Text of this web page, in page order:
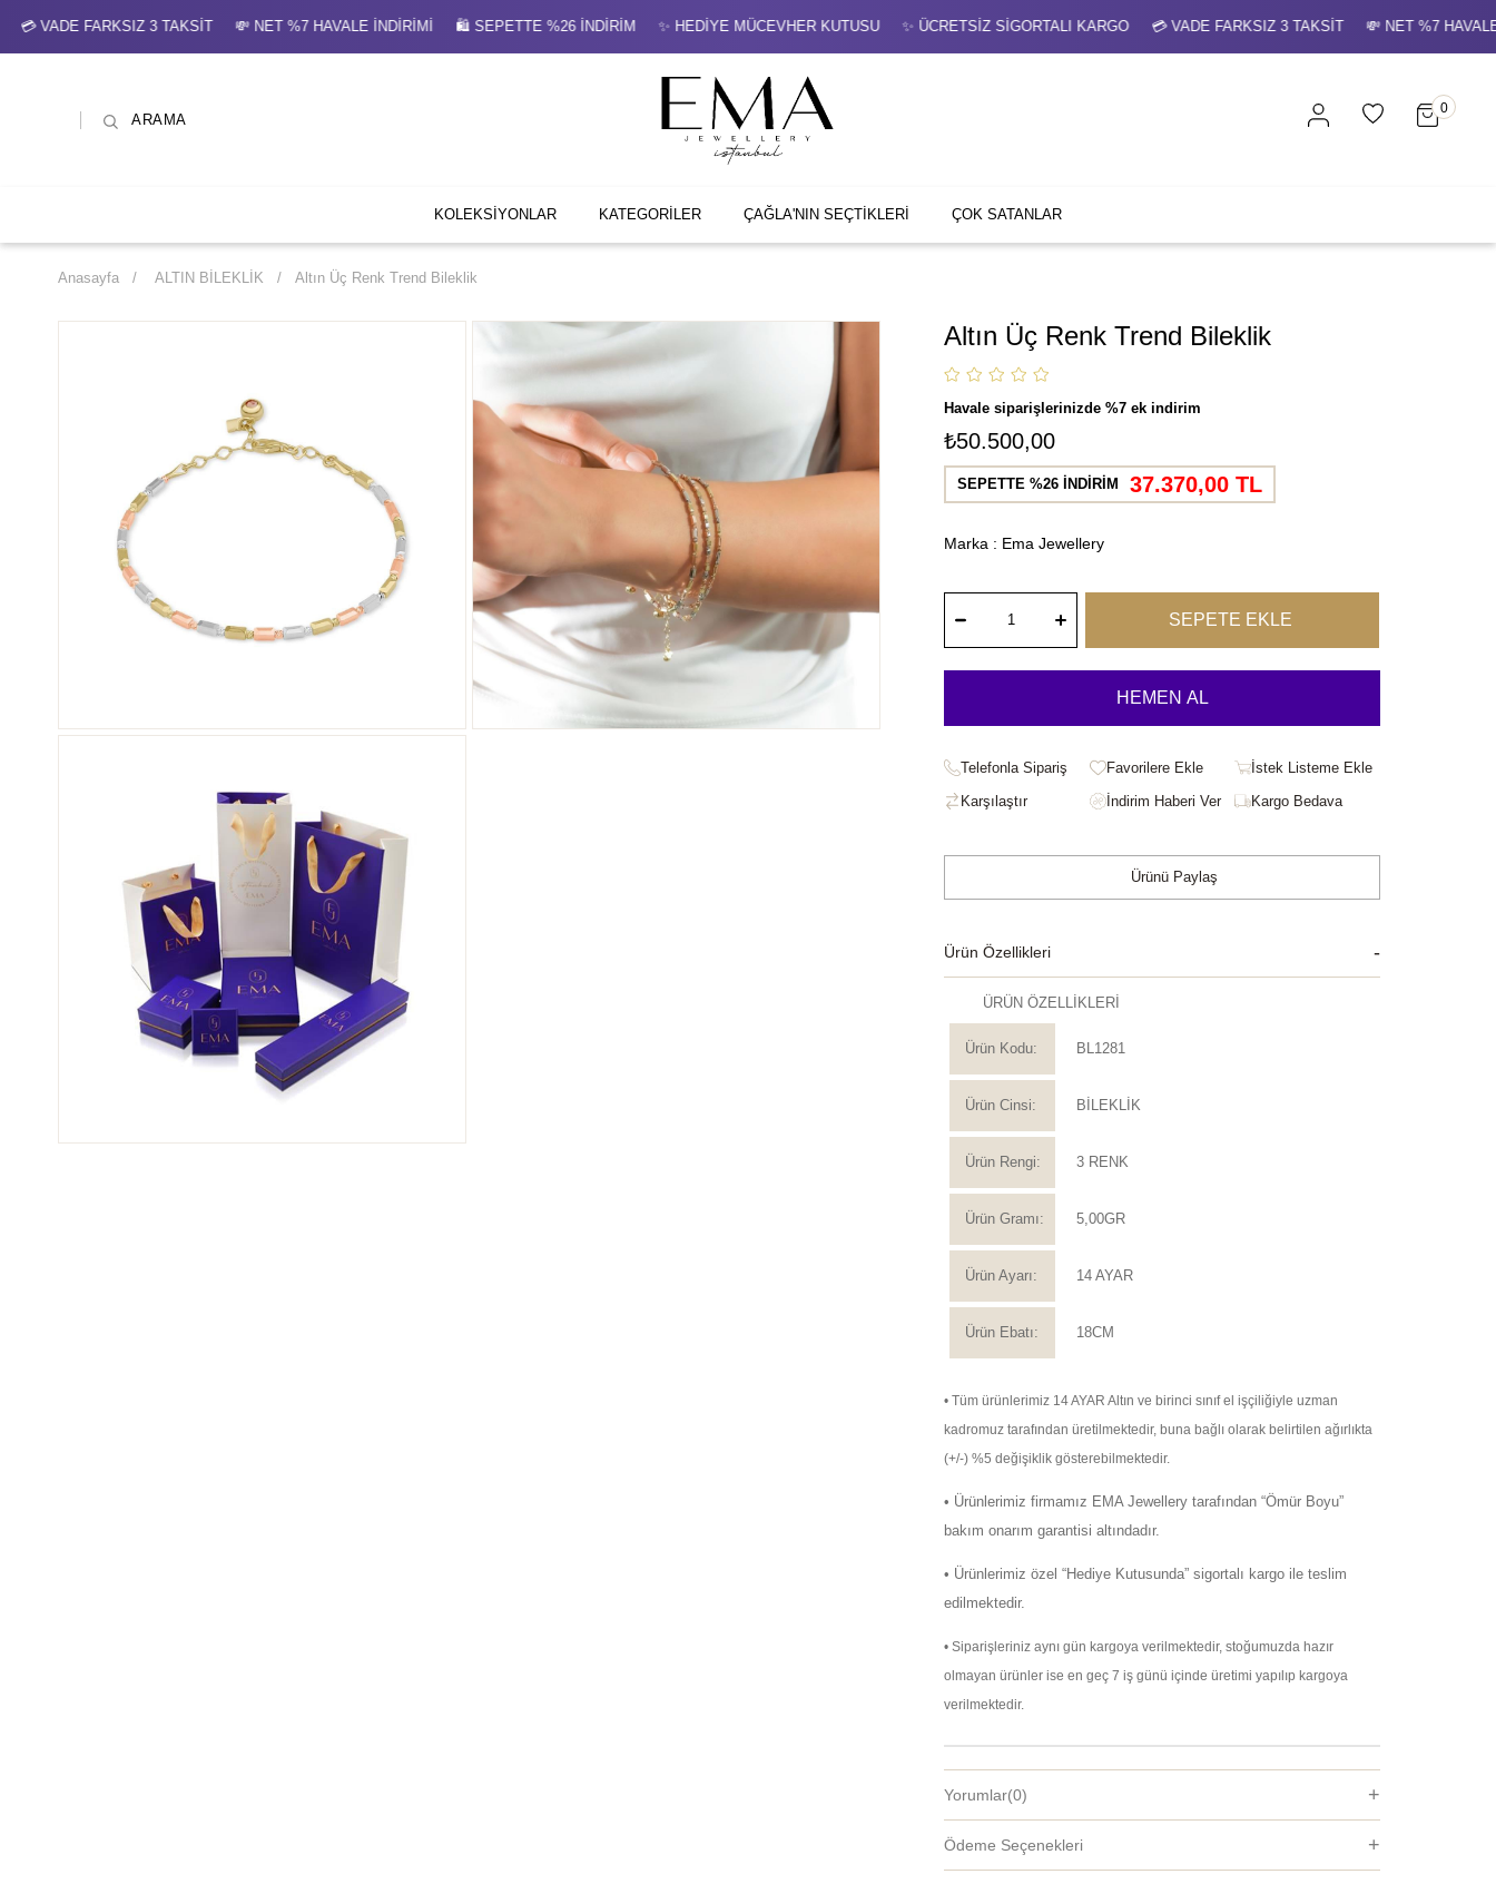
FARKSIZ 3 TAKSİT 💸 NET %7 HAVALE İNDİRİMİ 🛍 SEPETTE %26 İNDİRİM ✨ HEDİYE MÜCEVHER KUTUSU ✨ ÜCRETSİZ SİGORTALI KARGO 💳 VADE FARKSIZ 3 TAKSİT 💸 NET %7 HAVALE
ARAMA
0
KOLEKSİYONLAR KATEGORİLER ÇAĞLA'NIN SEÇTİKLERİ ÇOK SATANLAR
Anasayfa ALTIN BİLEKLİK Altın Üç Renk Trend Bileklik
Altın Üç Renk Trend Bileklik
Havale siparişlerinizde %7 ek indirim
₺50.500,00
SEPETTE %26 İNDİRİM 37.370,00 TL
Marka : Ema Jewellery
Telefonla Sipariş Favorilere Ekle
İstek Listeme Ekle
Karşılaştır
Kargo Bedava
Ürünü Paylaş
Ürün Özellikleri
ÜRÜN ÖZELLİKLERİ
Ürün Kodu: BL1281
Ürün Cinsi: BİLEKLİK
Ürün Rengi: 3 RENK
Ürün Gramı: 5,00GR
Ürün Ayarı: 14 AYAR
Ürün Ebatı: 18CM
• Tüm ürünlerimiz 14 AYAR Altın ve birinci sınıf el işçiliğiyle uzman
kadromuz tarafından üretilmektedir, buna bağlı olarak belirtilen ağırlıkta
(+/-) %5 değişiklik gösterebilmektedir.
• Ürünlerimiz firmamız EMA Jewellery tarafından “Ömür Boyu”
bakım onarım garantisi altındadır.
• Ürünlerimiz özel “Hediye Kutusunda” sigortalı kargo ile teslim
edilmektedir.
• Siparişleriniz aynı gün kargoya verilmektedir, stoğumuzda hazır
olmayan ürünler ise en geç 7 iş günü içinde üretimi yapılıp kargoya
verilmektedir.
Yorumlar(0)
Ödeme Seçenekleri